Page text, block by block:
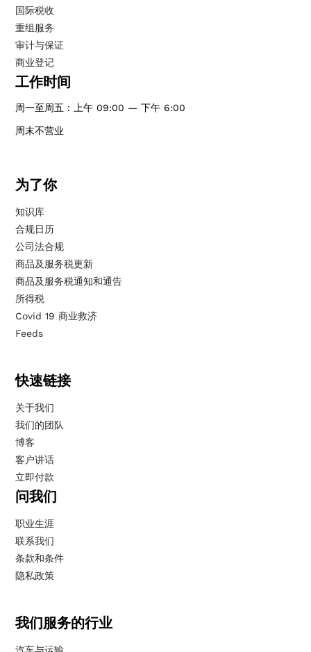
国际税收
重组服务
审计与保证
商业登记
工作时间
周一至周五：上午 09:00 — 下午 6:00
周末不营业
为了你
知识库
合规日历
公司法合规
商品及服务税更新
商品及服务税通知和通告
所得税
Covid 19 商业救济
Feeds
快速链接
关于我们
我们的团队
博客
客户讲话
立即付款
问我们
职业生涯
联系我们
条款和条件
隐私政策
我们服务的行业